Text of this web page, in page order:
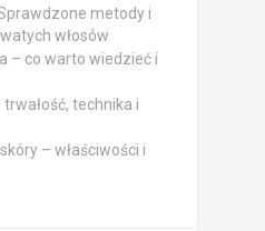
metody i
włosów
– co warto wiedzieć i
technika i
– właściwości i